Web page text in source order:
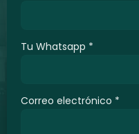
Tu Whatsapp *
Correo electrónico *